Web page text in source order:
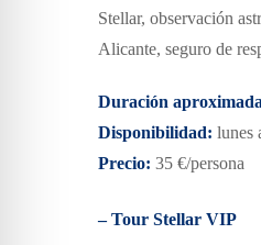
Stellar, observación
Alicante, seguro de
Duración
Disponibilidad: lunes
Precio: 35 €/persona
– Tour Stellar VIP